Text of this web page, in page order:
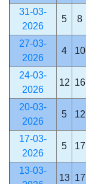
31-03-
2026
5 8
27-03-
2026
4 10
24-03-
2026
12 16
20-03-
2026
5 12
17-03-
2026
5 17
13-03-
13 17